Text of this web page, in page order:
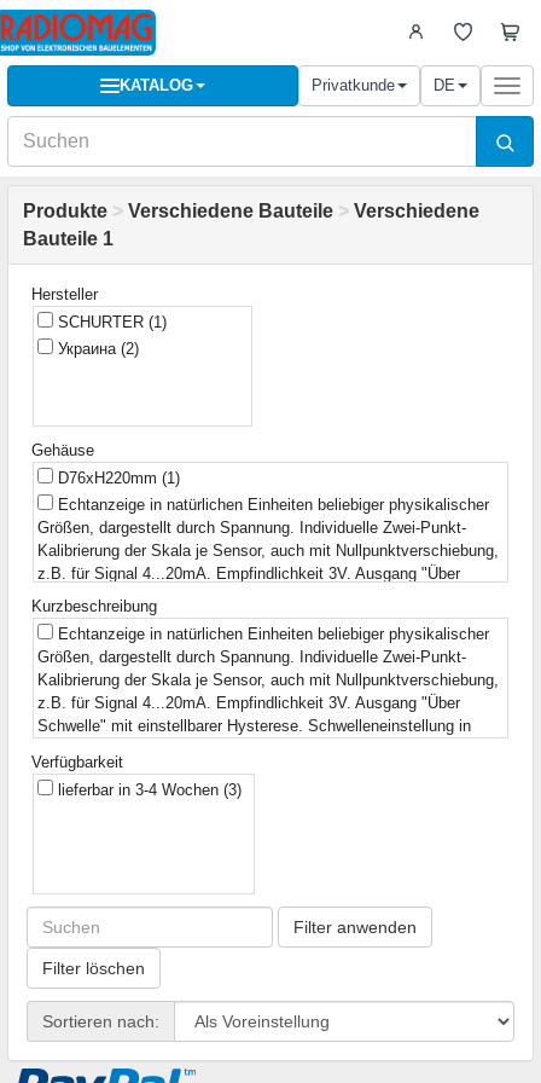
KATALOG Privatkunde DE
Produkte > Verschiedene Bauteile > Verschiedene
Bauteile 1
Hersteller
SCHURTER (1)
Украина (2)
Gehäuse
D76xH220mm (1)
Echtanzeige in natürlichen Einheiten beliebiger physikalischer
Größen, dargestellt durch Spannung. Individuelle Zwei-Punkt-
Kalibrierung der Skala je Sensor, auch mit Nullpunktverschiebung,
z.B. für Signal 4...20mA. Empfindlichkeit 3V. Ausgang "Über
Schwelle" mit einstellbarer Hysterese. Schwelleneinstellung in
natürlichen Einheiten der physikalischen Größe.(1)
Zeitmessung 1 s - 999 s. Kontinuierliche Anzeige (1)
49x19x11mm(1)
Kurzbeschreibung
Echtanzeige in natürlichen Einheiten beliebiger physikalischer
Größen, dargestellt durch Spannung. Individuelle Zwei-Punkt-
Kalibrierung der Skala je Sensor, auch mit Nullpunktverschiebung,
z.B. für Signal 4...20mA. Empfindlichkeit 3V. Ausgang "Über
Schwelle" mit einstellbarer Hysterese. Schwelleneinstellung in
Hülle für SSD 2.5 zu 3.5(1)
Zeitmessung 1s - 999s. Kontinuierliche Anzeige
* 43A(1)
Verfügbarkeit
lieferbar in 3-4 Wochen (3)
Filter anwenden
Filter löschen
Sortieren nach: